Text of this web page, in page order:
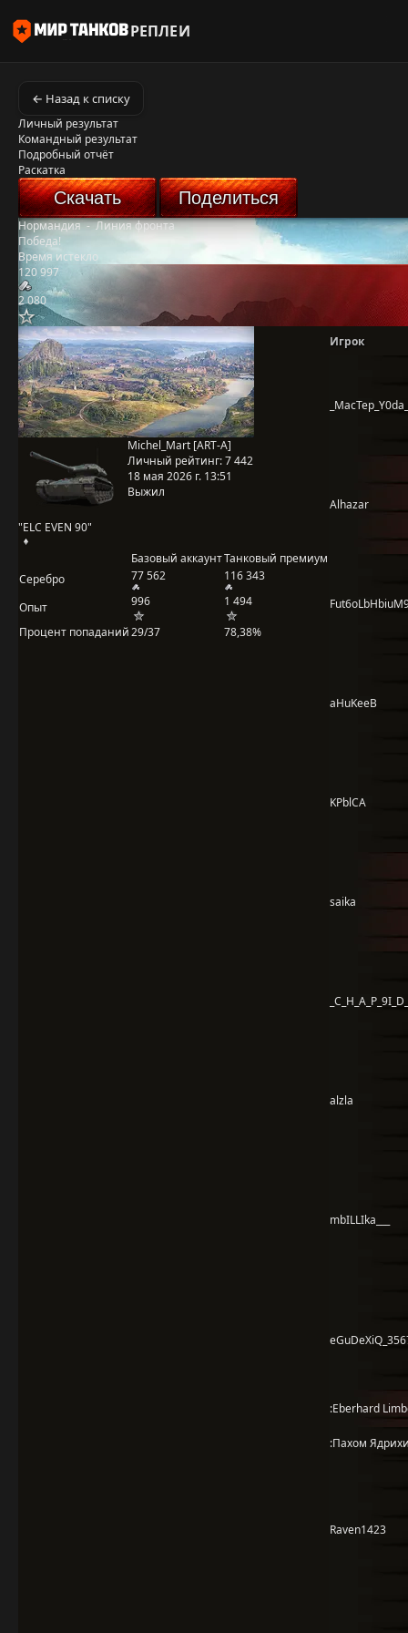
РЕПЛЕИ
← Назад к списку
Личный результат
Командный результат
Подробный отчёт
Раскатка
Скачать Поделиться
Нормандия-Линия фронта
Победа!
Время истекло
120 997
2 080
"ELC EVEN 90"
Michel_Mart [ART-A]
Личный рейтинг:7 442
18 мая 2026 г. 13:51
Выжил
Базовый аккаунтТанковый премиум
Серебро
77 562 116 343
Опыт 996
1 494
Процент попаданий29/37 78,38%
Игрок
_MacTep_Y0da_
Alhazar
aHuKeeB
KPblCA
saika
_C_H_A_P_9I_D_
alzla
mbILLIka___
:Eberhard
:Пахом
Raven1423